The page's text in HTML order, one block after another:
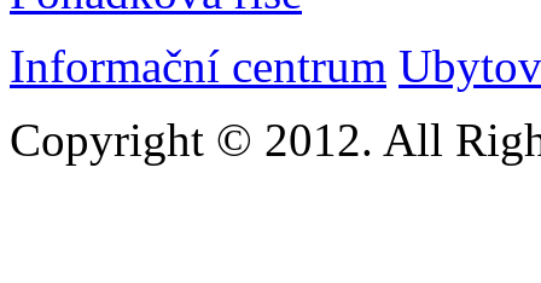
Informační centrum
Copyright © 2012. All